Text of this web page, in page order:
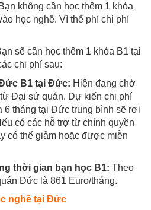
Bạn không cần học thêm 1 khóa
học nghề. Vì thế phí chi phí
ạn sẽ cần học thêm 1 khóa B1 tại
chi phí sau:
B1 tại Đức: Hiện đang chờ
Đại sứ quán. Dự kiến chi phí
6 tháng tại Đức trung bình sẽ rơi
có các hỗ trợ từ chính quyền
có thể giảm hoặc được miễn
thời gian bạn học B1: Theo
Đức là 861 Euro/tháng.
nghề tại Đức